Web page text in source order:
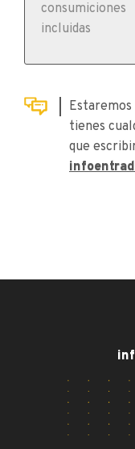
consumiciones
incluidas
Estaremos
tienes
que